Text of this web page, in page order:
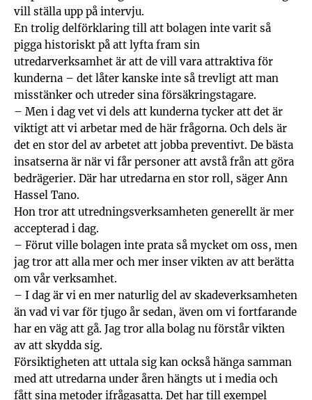
vill ställa upp på intervju.
En trolig delförklaring till att bolagen inte varit så
pigga historiskt på att lyfta fram sin
utredarverksamhet är att de vill vara attraktiva för
kunderna – det låter kanske inte så trevligt att man
misstänker och utreder sina försäkringstagare.
– Men i dag vet vi dels att kunderna tycker att det är
viktigt att vi arbetar med de här frågorna. Och dels är
det en stor del av arbetet att jobba preventivt. De bästa
insatserna är när vi får personer att avstå från att göra
bedrägerier. Där har utredarna en stor roll, säger Ann
Hassel Tano.
Hon tror att utredningsverksamheten generellt är mer
accepterad i dag.
– Förut ville bolagen inte prata så mycket om oss, men
jag tror att alla mer och mer inser vikten av att berätta
om vår verksamhet.
– I dag är vi en mer naturlig del av skadeverksamheten
än vad vi var för tjugo år sedan, även om vi fortfarande
har en väg att gå. Jag tror alla bolag nu förstår vikten
av att skydda sig.
Försiktigheten att uttala sig kan också hänga samman
med att utredarna under åren hängts ut i media och
fått sina metoder ifrågasatta. Det har till exempel